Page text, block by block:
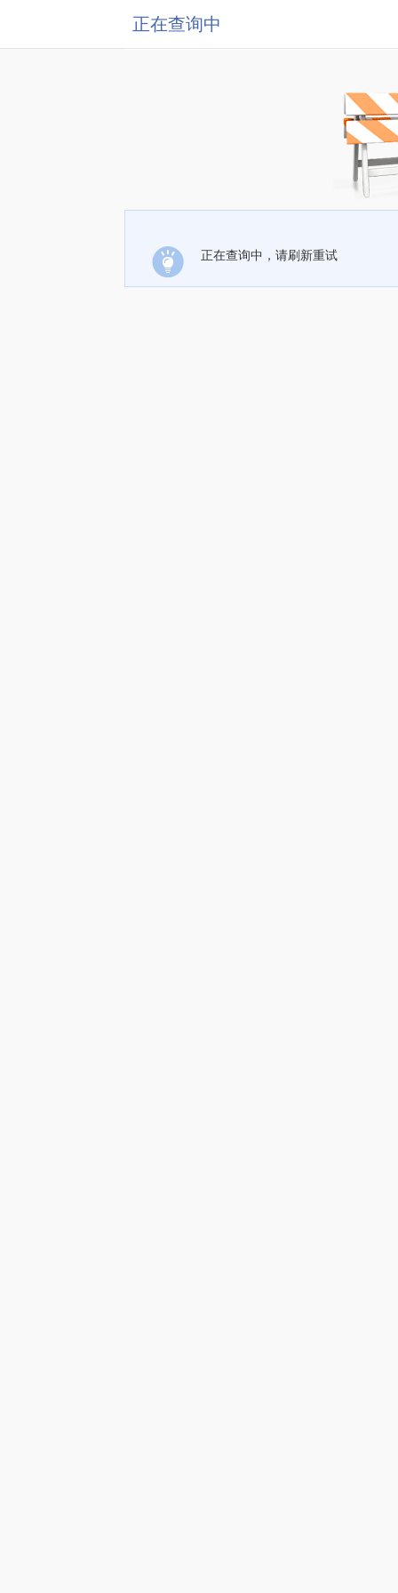
正在查询中
正在查询中，请刷新重试